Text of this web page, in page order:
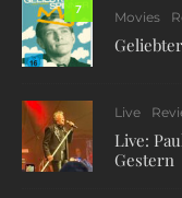
7
Movies
Live
Live:
Gestern